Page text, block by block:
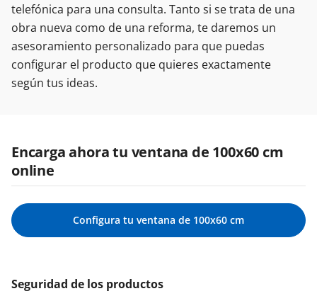
telefónica para una consulta. Tanto si se trata de una
obra nueva como de una reforma, te daremos un
asesoramiento personalizado para que puedas
configurar el producto que quieres exactamente
según tus ideas.
Encarga ahora tu ventana de 100x60 cm
online
Configura tu ventana de 100x60 cm
Seguridad de los productos